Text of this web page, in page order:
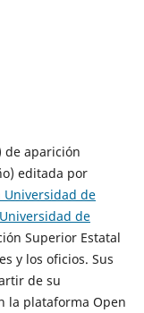
de aparición
editada por
Universidad de
Universidad de
Superior Estatal
y los oficios. Sus
de su
la plataforma Open